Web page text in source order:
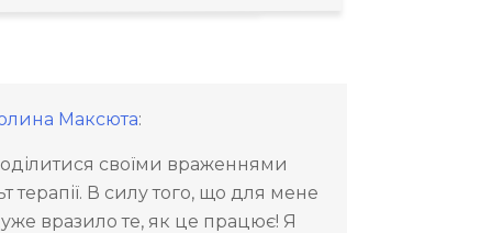
Максюта:
своїми враженнями
терапії. В силу того, що для мене
вразило те, як це працює! Я